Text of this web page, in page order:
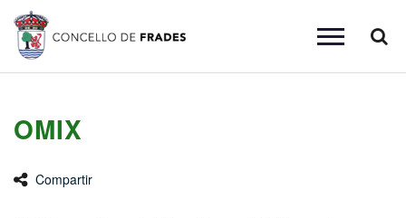
Toggle
OMIX
Compartir